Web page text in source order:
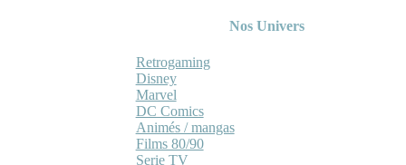
Nos Univers
Retrogaming
Disney
Marvel
DC Comics
Animés / mangas
Films 80/90
Serie TV